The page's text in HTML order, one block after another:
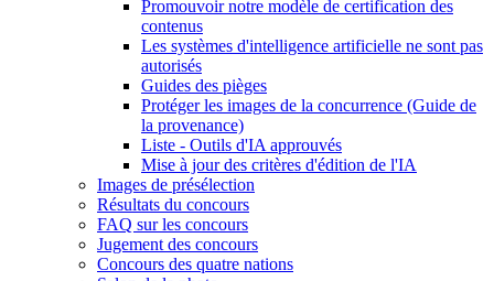
Promouvoir notre modèle de certification des
contenus
Les systèmes d'intelligence artificielle ne sont pas
autorisés
Guides des pièges
Protéger les images de la concurrence (Guide de
la provenance)
Liste - Outils d'IA approuvés
Mise à jour des critères d'édition de l'IA
Images de présélection
Résultats du concours
FAQ sur les concours
Jugement des concours
Concours des quatre nations